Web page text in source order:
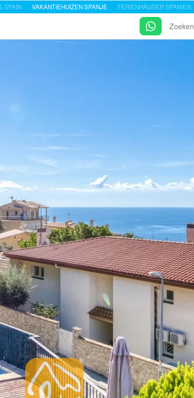
SPAIN VAKANTIEHUIZEN SPANJE FERIENHÄUSER SPANIEN